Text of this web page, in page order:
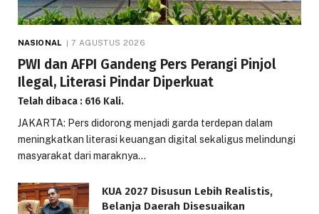
NASIONAL 7 AGUSTUS 2026
PWI dan AFPI Gandeng Pers Perangi Pinjol
Ilegal, Literasi Pindar Diperkuat
Telah dibaca : 616 Kali.
JAKARTA: Pers didorong menjadi garda terdepan dalam
meningkatkan literasi keuangan digital sekaligus melindungi
masyarakat dari maraknya…
KUA 2027 Disusun Lebih Realistis,
Belanja Daerah Disesuaikan